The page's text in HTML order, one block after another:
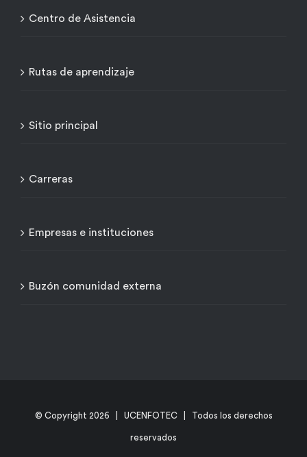
Centro de Asistencia
Rutas de aprendizaje
Sitio principal
Carreras
Empresas e instituciones
Buzón comunidad externa
© Copyright 2026 | UCENFOTEC | Todos los derechos
reservados